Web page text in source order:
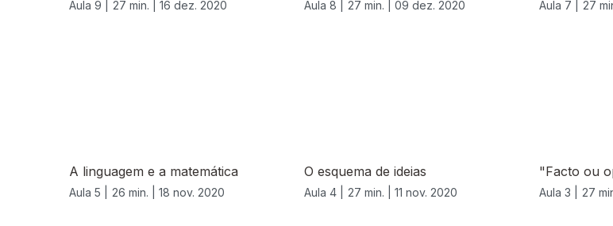
Aula 9 | 27 min. | 16 dez. 2020 Aula 8 | 27 min. | 09 dez. 2020 Aula 7 | 27
A linguagem e a matemática
Aula 5 | 26 min. | 18 nov. 2020
O esquema de ideias
Aula 4 | 27 min. | 11 nov. 2020
"Facto ou
Aula 3 | 27